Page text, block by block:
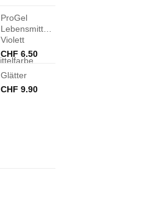
ProGel
Lebensmittelfarbe
Violett
CHF 6.50
Glätter
CHF 9.90